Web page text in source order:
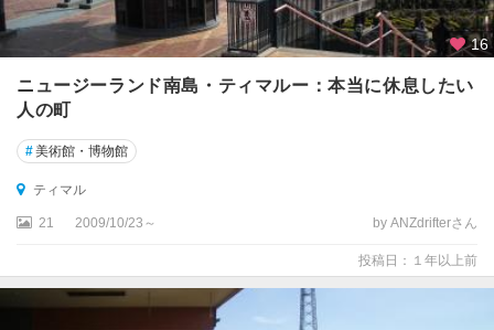
ル
ズ
マ
ン
国
立
園
辺
16
ニュージーランド南島・ティマルー：本当に休息したい
人の町
#美術館・博物館
ティマル
21 2009/10/23～ by ANZdrifterさん
投稿日：１年以上前